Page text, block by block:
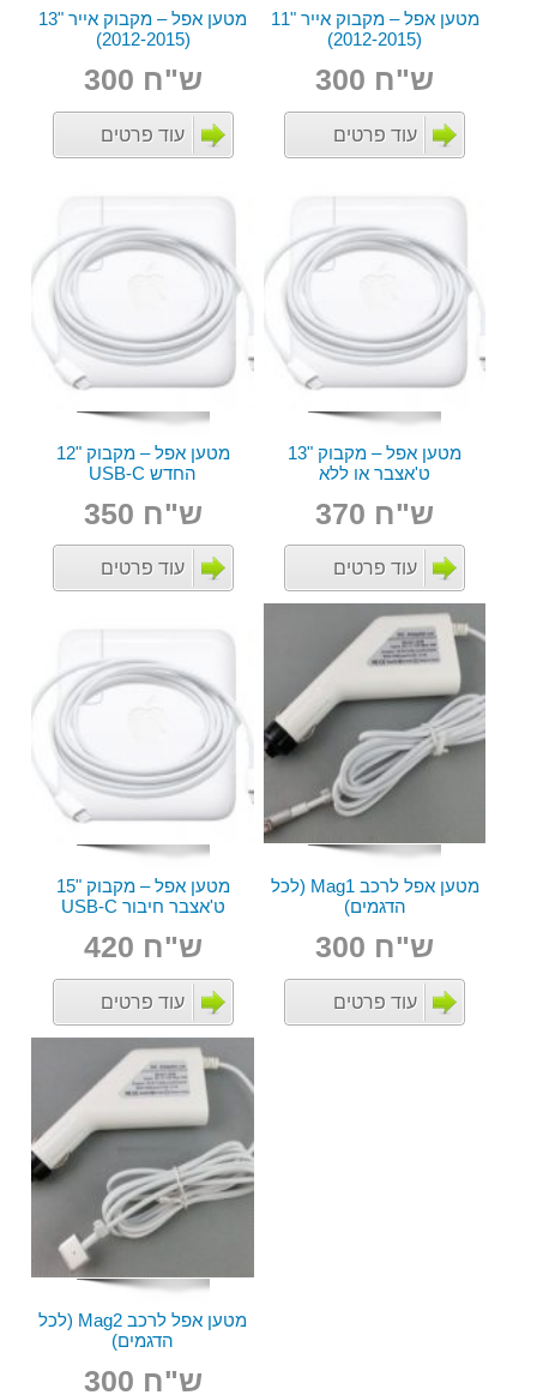
מטען אפל – מקבוק אייר "13
(2012-2015)
ש"ח 300
עוד פרטים
מטען אפל – מקבוק אייר "11
(2012-2015)
ש"ח 300
עוד פרטים
מטען אפל – מקבוק "12
החדש USB-C
ש"ח 350
עוד פרטים
מטען אפל – מקבוק "13
ט'אצבר או ללא
ש"ח 370
עוד פרטים
מטען אפל – מקבוק "15
ט'אצבר חיבור USB-C
ש"ח 420
עוד פרטים
מטען אפל לרכב Mag1 (לכל
הדגמים)
ש"ח 300
עוד פרטים
מטען אפל לרכב Mag2 (לכל
הדגמים)
ש"ח 300